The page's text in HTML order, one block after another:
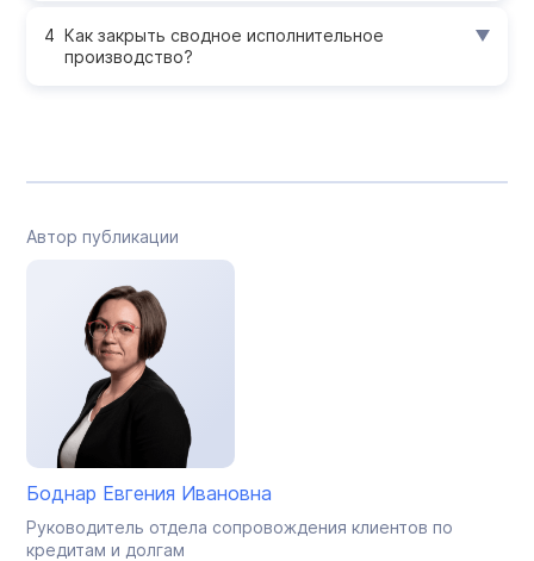
Как закрыть сводное исполнительное
производство?
Автор публикации
Боднар Евгения Ивановна
Руководитель отдела сопровождения клиентов по
кредитам и долгам